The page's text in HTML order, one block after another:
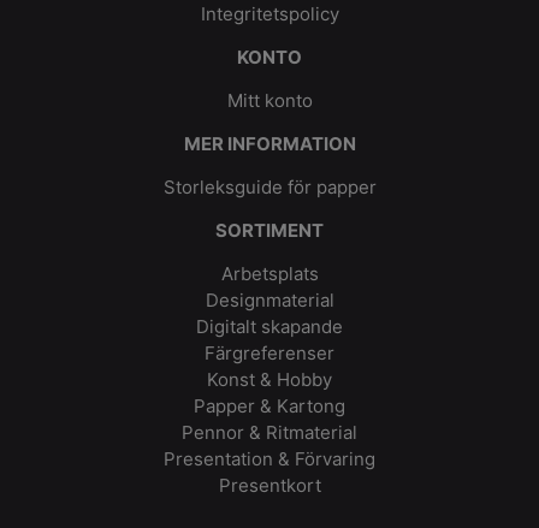
Integritetspolicy
KONTO
Mitt konto
MER INFORMATION
Storleksguide för papper
SORTIMENT
Arbetsplats
Designmaterial
Digitalt skapande
Färgreferenser
Konst & Hobby
Papper & Kartong
Pennor & Ritmaterial
Presentation & Förvaring
Presentkort